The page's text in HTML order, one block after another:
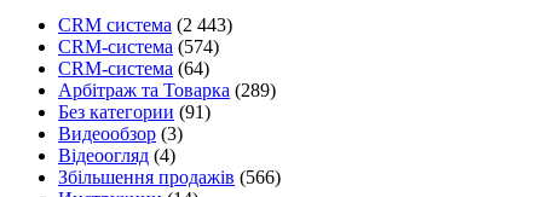
CRM система (2 443)
CRM-система (574)
CRM-система (64)
Арбітраж та Товарка (289)
Без категории (91)
Видеообзор (3)
Відеоогляд (4)
Збільшення продажів (566)